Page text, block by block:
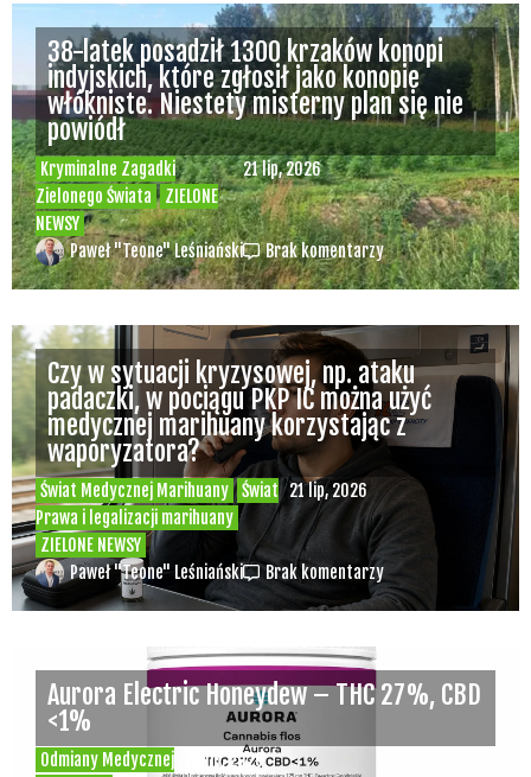
Kryminalne Zagadki
Zielonego Świata
ZIELONE
NEWSY
21 lip, 2026
38-latek posadził 1300 krzaków konopi
indyjskich, które zgłosił jako konopie
włókniste. Niestety misterny plan się nie
powiódł
Paweł "Teone" Leśniański Brak komentarzy
Świat Medycznej Marihuany
Świat
Prawa i legalizacji marihuany
ZIELONE NEWSY
21 lip, 2026
Czy w sytuacji kryzysowej, np. ataku
padaczki, w pociągu PKP IC można użyć
medycznej marihuany korzystając z
waporyzatora?
Paweł "Teone" Leśniański Brak komentarzy
Odmiany Medycznej
20 lip, 2026
Aurora Electric Honeydew – THC 27%, CBD
<1%